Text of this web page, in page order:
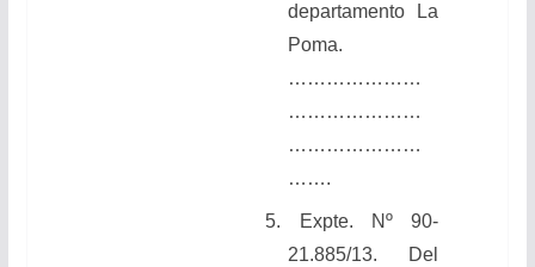
departamento La
Poma.
…………………
…………………
…………………
…….
5.
Expte. Nº 90-
21.885/13. Del